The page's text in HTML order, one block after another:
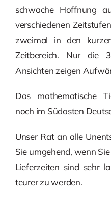
schwache Hoffnung
verschiedenen
zweimal in den
Zeitbereich. Nur die
Ansichten zeigen
Das mathematische
noch im Südosten
Unser Rat an alle
Sie umgehend, wenn
Lieferzeiten sind sehr
teurer zu werden.